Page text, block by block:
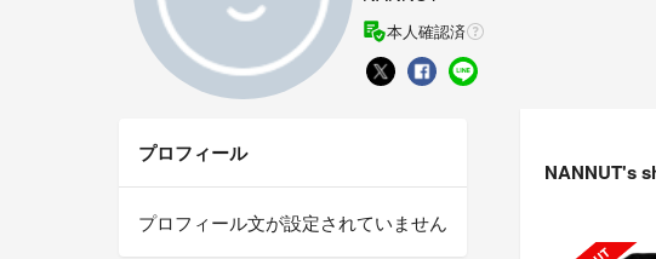
本人確認済
NANNUT's
プロフィール
プロフィール文が設定されていません